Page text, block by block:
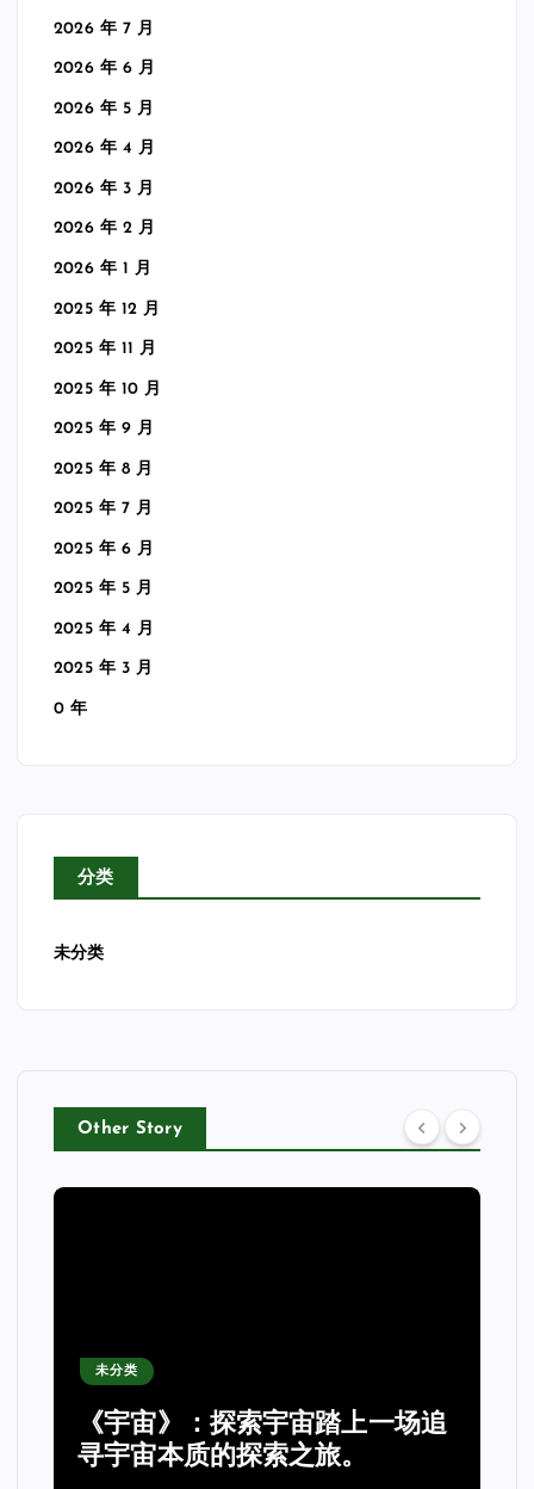
2026 年 7 月
2026 年 6 月
2026 年 5 月
2026 年 4 月
2026 年 3 月
2026 年 2 月
2026 年 1 月
2025 年 12 月
2025 年 11 月
2025 年 10 月
2025 年 9 月
2025 年 8 月
2025 年 7 月
2025 年 6 月
2025 年 5 月
2025 年 4 月
2025 年 3 月
0 年
分类
未分类
Other Story
上一场追
选系统哪家强，公钲评选
点一次击穿